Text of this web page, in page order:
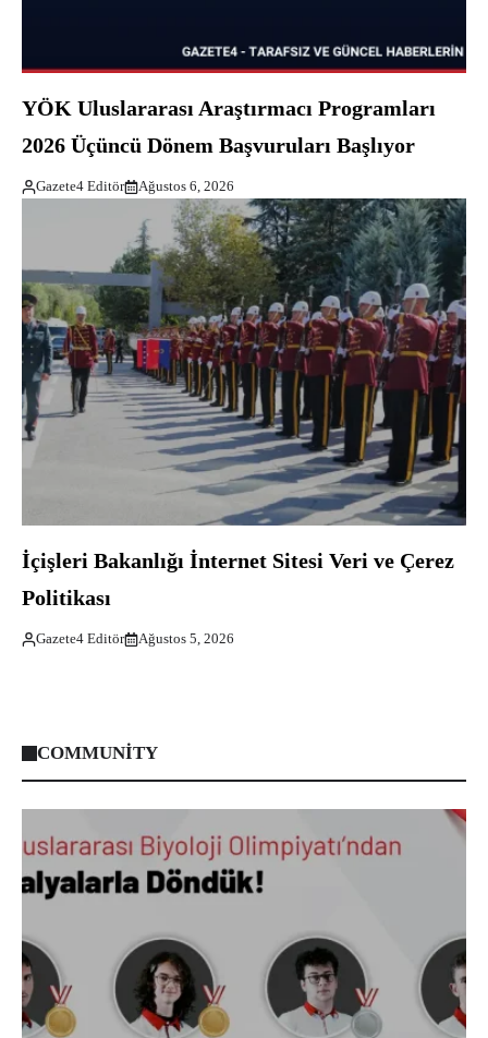
YÖK Uluslararası Araştırmacı Programları
2026 Üçüncü Dönem Başvuruları Başlıyor
Gazete4 Editör Ağustos 6, 2026
İçişleri Bakanlığı İnternet Sitesi Veri ve Çerez
Politikası
Gazete4 Editör Ağustos 5, 2026
COMMUNITY